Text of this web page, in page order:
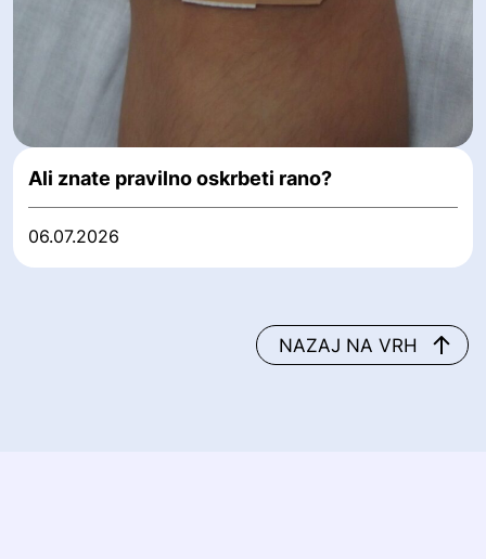
Ali znate pravilno oskrbeti rano?
06.07.2026
NAZAJ NA VRH